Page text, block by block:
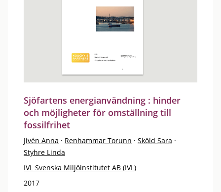
Sjöfartens energianvändning : hinder
och möjligheter för omställning till
fossilfrihet
Jivén Anna · Renhammar Torunn · Sköld Sara ·
Styhre Linda
IVL Svenska Miljöinstitutet AB (IVL)
2017